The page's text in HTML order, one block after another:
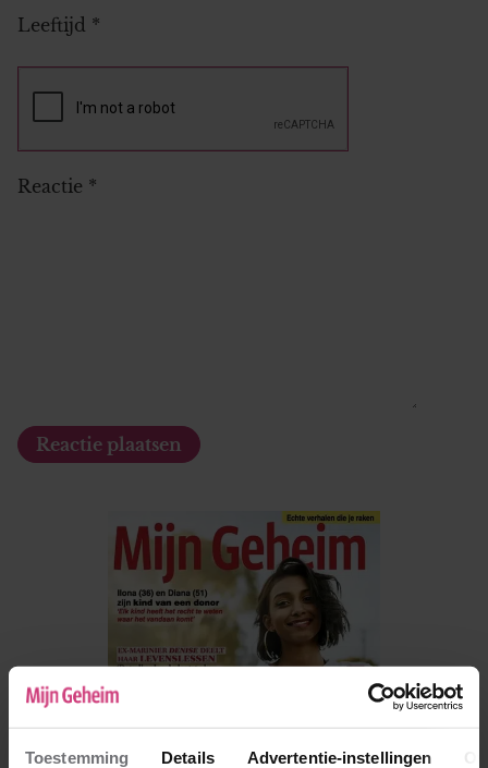
Toestemming Details Advertentie-instellingen
Leeftijd *
Reactie *